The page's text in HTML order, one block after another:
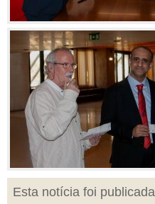
Esta notícia foi